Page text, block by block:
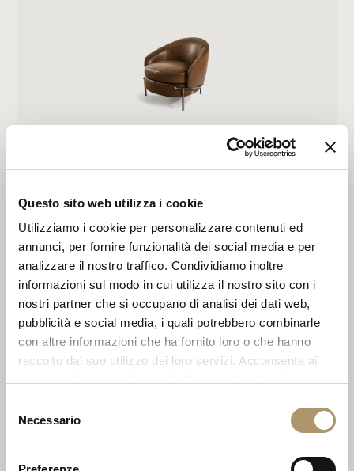
Questo sito web utilizza i cookie
Utilizziamo i cookie per personalizzare contenuti ed
annunci, per fornire funzionalità dei social media e per
analizzare il nostro traffico. Condividiamo inoltre
informazioni sul modo in cui utilizza il nostro sito con i
nostri partner che si occupano di analisi dei dati web,
pubblicità e social media, i quali potrebbero combinarle
con altre informazioni che ha fornito loro o che hanno
raccolto dal suo utilizzo dei loro servizi. Acconsenta ai
delNecessario
ELDA